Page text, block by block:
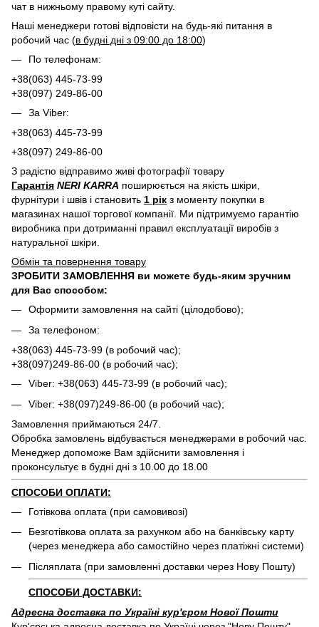
чат в нижньому правому куті сайту.
Наші менеджери готові відповісти на будь-які питання в
робочий час (в будні дні з 09:00 до 18:00)
По телефонам:
+38(063) 445-73-99
+38(097) 249-86-00
За Viber:
+38(063) 445-73-99
+38(097) 249-86-00
З радістю відправимо живі фотографії товару
Гарантія NERI KARRA поширюється на якість шкіри,
фурнітури і швів і становить 1 рік з моменту покупки в
магазинах нашої торгової компанії. Ми підтримуємо гарантію
виробника при дотриманні правил експлуатації виробів з
натуральної шкіри.
Обмін та повернення товару
ЗРОБИТИ ЗАМОВЛЕННЯ ви можете будь-яким зручним
для Вас способом:
Оформити замовлення на сайті (цілодобово);
За телефоном:
+38(063) 445-73-99 (в робочий час);
+38(097)249-86-00 (в робочий час);
Viber: +38(063) 445-73-99 (в робочий час);
Viber: +38(097)249-86-00 (в робочий час);
Замовлення приймаються 24/7.
Обробка замовлень відбувається менеджерами в робочий час.
Менеджер допоможе Вам здійснити замовлення і
проконсультує в будні дні з 10.00 до 18.00
СПОСОБИ ОПЛАТИ:
Готівкова оплата (при самовивозі)
Безготівкова оплата за рахунком або на банківську карту
(через менеджера або самостійно через платіжні системи)
Післяплата (при замовленні доставки через Нову Пошту)
СПОСОБИ ДОСТАВКИ:
Адресна доставка по Україні кур'єром Нової Пошти